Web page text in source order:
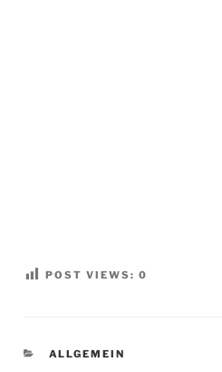
POST VIEWS: 0
KATEGORIEN
ALLGEMEIN